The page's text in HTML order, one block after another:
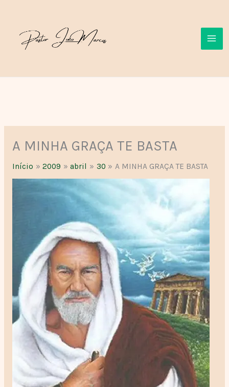
conteúdo
A MINHA GRAÇA TE BASTA
Início 2009 abril 30 A MINHA GRAÇA TE BASTA